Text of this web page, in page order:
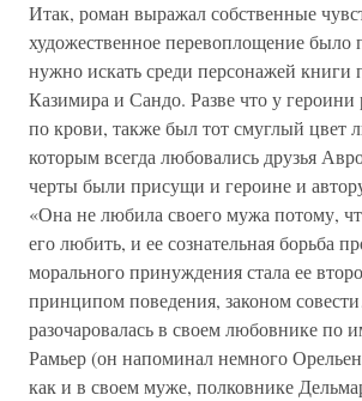
Итак, роман выражал собственные
художественное перевоплощение
нужно искать среди персонажей книги
Казимира и Сандо. Разве что у героини
по крови, также был тот смуглый цвет
которым всегда любовались друзья
черты были присущи и героине и
«Она не любила своего мужа потому,
его любить, и ее сознательная борьба
морального принуждения стала ее
принципом поведения, законом
разочаровалась в своем любовнике по
Рамьер (он напоминал немного
как и в своем муже, полковнике